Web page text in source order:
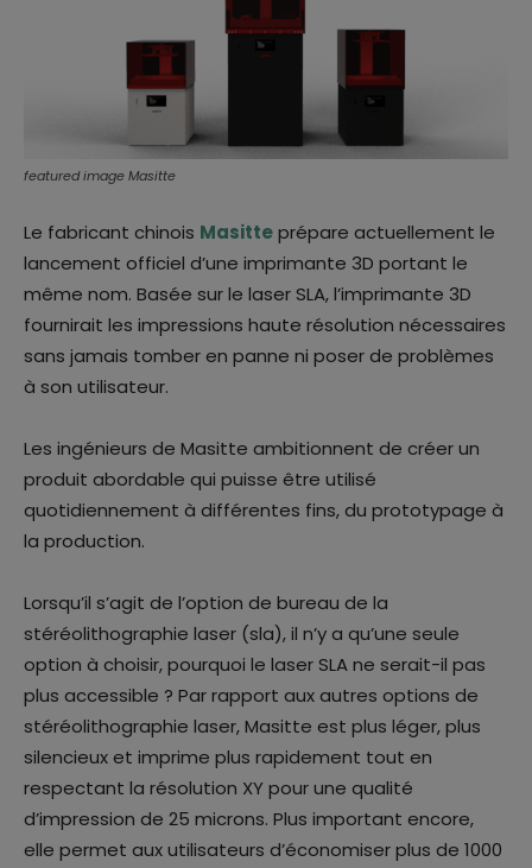
featured image Masitte
Le fabricant chinois Masitteprépare actuellement le
lancement officiel d’une imprimante 3D portant le
même nom. Basée sur le laser SLA, l’imprimante 3D
fournirait les impressions haute résolution nécessaires
sans jamais tomber en panne ni poser de problèmes
à son utilisateur.
Les ingénieurs de Masitte ambitionnent de créer un
produit abordable qui puisse être utilisé
quotidiennement à différentes fins, du prototypage à
la production.
Lorsqu’il s’agit de l’option de bureau de la
stéréolithographie laser (sla), il n’y a qu’une seule
option à choisir, pourquoi le laser SLA ne serait-il pas
plus accessible ? Par rapport aux autres options de
stéréolithographie laser, Masitte est plus léger, plus
silencieux et imprime plus rapidement tout en
respectant la résolution XY pour une qualité
d’impression de 25 microns. Plus important encore,
elle permet aux utilisateurs d’économiser plus de 1000